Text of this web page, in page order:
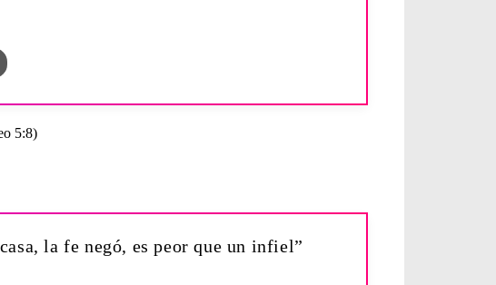
la fe negó, es peor que un infiel”